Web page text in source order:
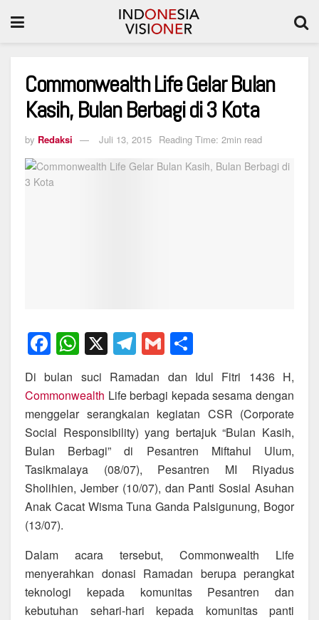
Commonwealth Life Gelar Bulan
Kasih, Bulan Berbagi di 3 Kota
by Redaksi Juli 13, 2015 Reading Time: 2min read
F
a
c
e
b
o
o
k
W
h
at
s
A
p
p
X T
el
e
gr
a
m
G
m
ail
h
ar
e
Di bulan suci Ramadan dan Idul Fitri 1436 H,
Commonwealth Life berbagi kepada sesama dengan
menggelar serangkaian kegiatan CSR (Corporate
Social Responsibility) yang bertajuk “Bulan Kasih,
Bulan Berbagi” di Pesantren Miftahul Ulum,
Tasikmalaya (08/07), Pesantren MI Riyadus
Sholihien, Jember (10/07), dan Panti Sosial Asuhan
Anak Cacat Wisma Tuna Ganda Palsigunung, Bogor
(13/07).
Dalam acara tersebut, Commonwealth Life
menyerahkan donasi Ramadan berupa perangkat
teknologi kepada komunitas Pesantren dan
kebutuhan sehari-hari kepada komunitas panti